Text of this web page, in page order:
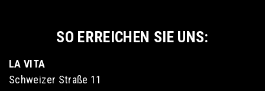
SO ERREICHEN SIE UNS:
LA VITA
Schweizer Straße 11